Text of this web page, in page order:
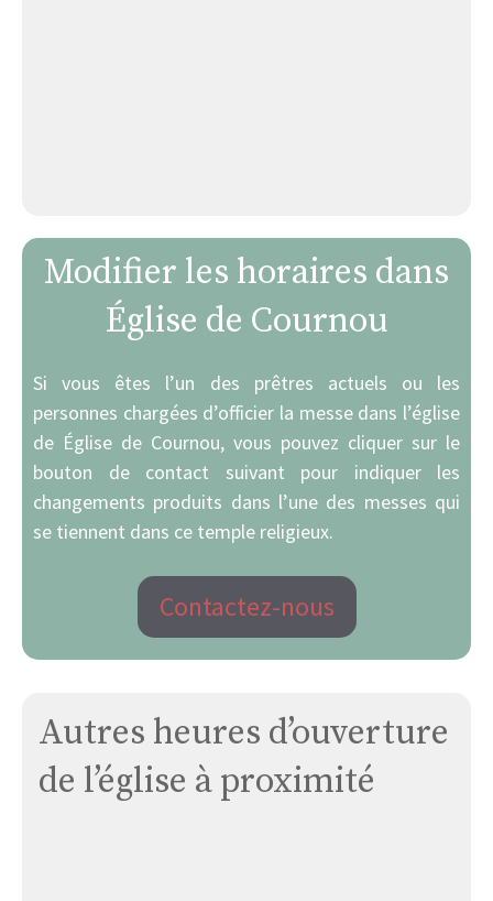
Modifier les horaires dans
Église de Cournou
Si vous êtes l’un des prêtres actuels ou les
personnes chargées d’officier la messe dans l’église
de Église de Cournou, vous pouvez cliquer sur le
bouton de contact suivant pour indiquer les
changements produits dans l’une des messes qui
se tiennent dans ce temple religieux.
Contactez-nous
Autres heures d’ouverture
de l’église à proximité